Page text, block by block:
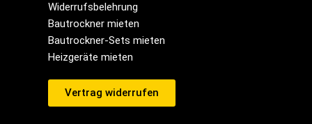
Widerrufsbelehrung
Bautrockner mieten
Bautrockner-Sets mieten
Heizgeräte mieten
Vertrag widerrufen